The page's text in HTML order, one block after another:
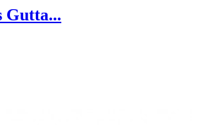
Gutta...